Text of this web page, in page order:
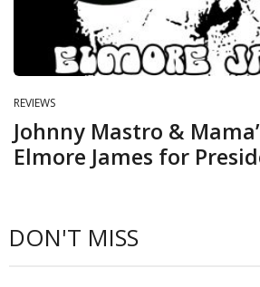
REVIEWS
Johnny Mastro &
Elmore James for
DON'T MISS